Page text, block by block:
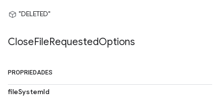
"DELETED"
CloseFileRequestedOptions
PROPRIEDADES
fileSystemId